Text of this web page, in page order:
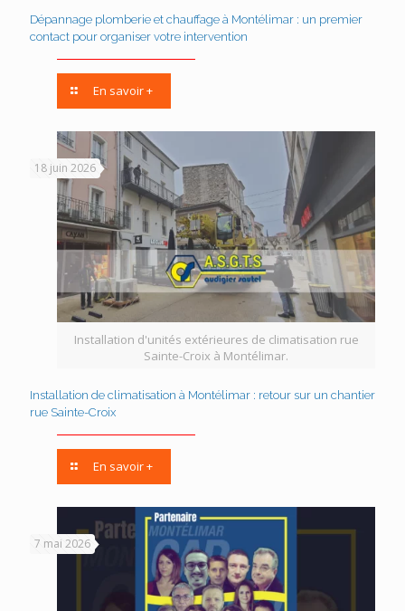
Dépannage plomberie et chauffage à Montélimar : un premier
contact pour organiser votre intervention
En savoir +
Installation d'unités extérieures de climatisation rue
Sainte-Croix à Montélimar.
18 juin 2026
Installation de climatisation à Montélimar : retour sur un chantier
rue Sainte-Croix
En savoir +
7 mai 2026